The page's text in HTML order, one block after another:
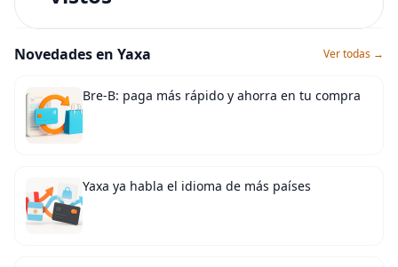
Novedades en Yaxa Ver todas →
Bre-B: paga más rápido y ahorra en tu compra
Yaxa ya habla el idioma de más países